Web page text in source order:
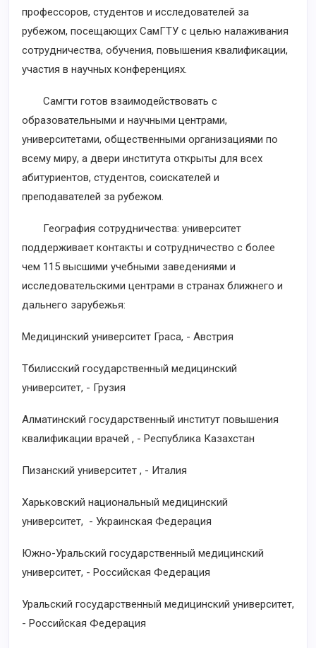
профессоров, студентов и исследователей за
рубежом, посещающих СамГТУ с целью налаживания
сотрудничества, обучения, повышения квалификации,
участия в научных конференциях.
Самгти готов взаимодействовать с
образовательными и научными центрами,
университетами, общественными организациями по
всему миру, а двери института открыты для всех
абитуриентов, студентов, соискателей и
преподавателей за рубежом.
География сотрудничества: университет
поддерживает контакты и сотрудничество с более
чем 115 высшими учебными заведениями и
исследовательскими центрами в странах ближнего и
дальнего зарубежья:
Медицинский университет Граса, - Австрия
Тбилисский государственный медицинский
университет, - Грузия
Алматинский государственный институт повышения
квалификации врачей , - Республика Казахстан
Пизанский университет , - Италия
Харьковский национальный медицинский
университет, - Украинская Федерация
Южно-Уральский государственный медицинский
университет, - Российская Федерация
Уральский государственный медицинский университет,
- Российская Федерация